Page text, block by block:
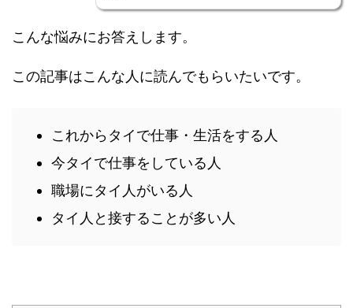
こんな悩みにお答えします。
この記事はこんな人に読んでもらいたいです。
これからタイで仕事・生活をする人
今タイで仕事をしている人
職場にタイ人がいる人
タイ人と接することが多い人